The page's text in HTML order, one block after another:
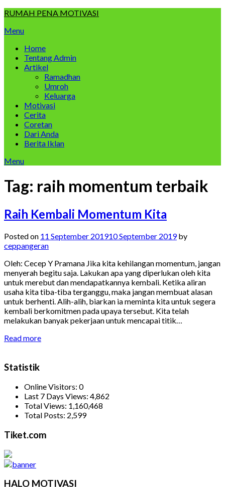
Skip
content
RUMAH PENA MOTIVASI
Menu
Home
Tentang Admin
Artikel
Ramadhan
Umroh
Keluarga
Motivasi
Cerita
Coretan
Dari Anda
Berita Iklan
Menu
Tag: raih momentum terbaik
Raih Kembali Momentum Kita
Posted on 11 September 201910 September 2019by
ceppangeran
Oleh: Cecep Y Pramana Jika kita kehilangan momentum, jangan
menyerah begitu saja. Lakukan apa yang diperlukan oleh kita
untuk merebut dan mendapatkannya kembali. Ketika aliran
usaha kita tiba-tiba terganggu, maka jangan membuat alasan
untuk berhenti. Alih-alih, biarkan ia meminta kita untuk segera
kembali berkomitmen pada upaya tersebut. Kita telah
melakukan banyak pekerjaan untuk mencapai titik…
Read more
Statistik
Online Visitors: 0
Last 7 Days Views: 4,862
Total Views: 1,160,468
Total Posts: 2,599
Tiket.com
HALO MOTIVASI